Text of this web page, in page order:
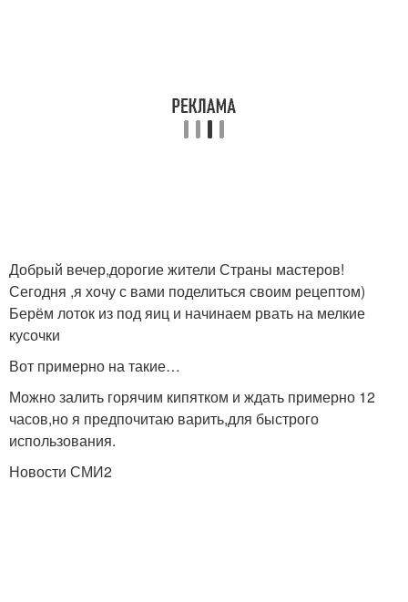
Добрый вечер,дорогие жители Страны мастеров!
Сегодня ,я хочу с вами поделиться своим рецептом)
Берём лоток из под яиц и начинаем рвать на мелкие
кусочки
Вот примерно на такие…
Можно залить горячим кипятком и ждать примерно 12
часов,но я предпочитаю варить,для быстрого
использования.
Новости СМИ2